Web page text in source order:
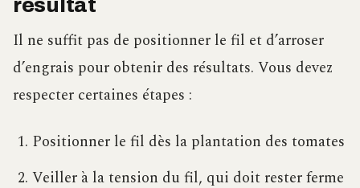
résultat
Il ne suffit pas de positionner le fil et d’arroser
d’engrais pour obtenir des résultats. Vous devez
respecter certaines étapes :
Positionner le fil dès la plantation des tomates
Veiller à la tension du fil, qui doit rester ferme